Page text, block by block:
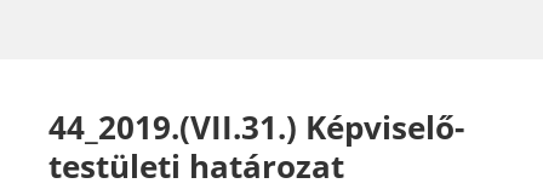
44_2019.(VII.31.) Képviselő-
testületi határozat